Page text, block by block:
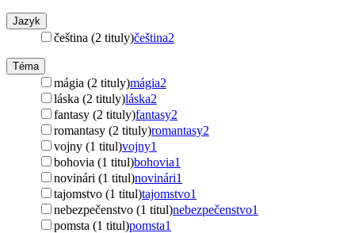
Jazyk
čeština (2 tituly)čeština2
Téma
mágia (2 tituly)mágia2
láska (2 tituly)láska2
fantasy (2 tituly)fantasy2
romantasy (2 tituly)romantasy2
vojny (1 titul)vojny1
bohovia (1 titul)bohovia1
novinári (1 titul)novinári1
tajomstvo (1 titul)tajomstvo1
nebezpečenstvo (1 titul)nebezpečenstvo1
pomsta (1 titul)pomsta1